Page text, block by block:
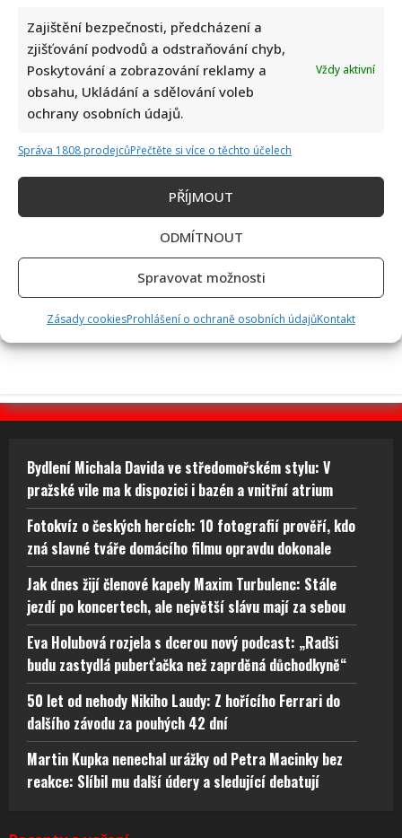
Zajištění bezpečnosti, předcházení a
zjišťování podvodů a odstraňování chyb,
Poskytování a zobrazování reklamy a
obsahu, Ukládání a sdělování voleb
ochrany osobních údajů.
Vždy aktivní
Správa 1808 prodejcůPřečtěte si více o těchto účelech
PŘÍJMOUT
ODMÍTNOUT
Spravovat možnosti
Zásady cookiesProhlášení o ochraně osobních údajůKontakt
Eva Holubová rozjela s dcerou nový podcast: „Radši budu
50 let od nehody Nikiho Laudy: Z hořícího Ferrari do dalšího
závodu za pouhých 42 dní
Bydlení Michala Davida ve středomořském stylu: V
pražské vile ma k dispozici i bazén a vnitřní atrium
Fotokvíz o českých hercích: 10 fotografií prověří, kdo
zná slavné tváře domácího filmu opravdu dokonale
Jak dnes žijí členové kapely Maxim Turbulenc: Stále
jezdí po koncertech, ale největší slávu mají za sebou
Eva Holubová rozjela s dcerou nový podcast: „Radši
budu zastydlá puberťačka než zaprděná důchodkyně“
50 let od nehody Nikiho Laudy: Z hořícího Ferrari do
dalšího závodu za pouhých 42 dní
Martin Kupka nenechal urážky od Petra Macinky bez
reakce: Slíbil mu další údery a sledující debatují